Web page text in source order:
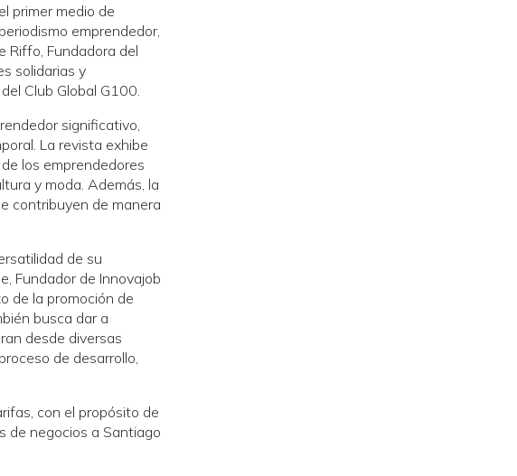
primer medio de
emprendedor,
Riffo, Fundadora del
solidarias y
Club Global G100.
significativo,
La revista exhibe
los emprendedores
y moda. Además, la
contribuyen de manera
de su
Fundador de Innovajob
de la promoción de
busca dar a
desde diversas
de desarrollo,
con el propósito de
de negocios a Santiago